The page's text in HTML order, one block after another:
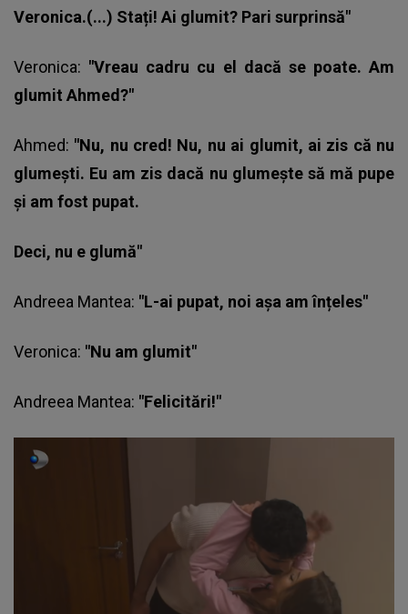
Veronica.(...) Stați! Ai glumit? Pari surprinsă"
Veronica: "Vreau cadru cu el dacă se poate. Am
glumit Ahmed?"
Ahmed: "Nu, nu cred! Nu, nu ai glumit, ai zis că nu
glumești. Eu am zis dacă nu glumește să mă pupe
și am fost pupat.
Deci, nu e glumă"
Andreea Mantea: "L-ai pupat, noi așa am înțeles"
Veronica: "Nu am glumit"
Andreea Mantea: "Felicitări!"